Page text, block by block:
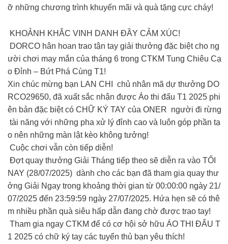
ỡ những chương trình khuyến mãi và quà tặng cực cháy!
KHOẢNH KHẮC VINH DANH ĐẦY CẢM XÚC!
DORCO hân hoan trao tận tay giải thưởng đặc biệt cho ng
ười chơi may mắn của tháng 6 trong CTKM Tung Chiêu Cạ
o Đỉnh – Bứt Phá Cùng T1!
Xin chúc mừng bạn LAN CHI chủ nhân mã dự thưởng DO
RCO29650, đã xuất sắc nhận được Áo thi đấu T1 2025 phi
ên bản đặc biệt có CHỮ KÝ TAY của ONER người đi rừng
tài năng với những pha xử lý đỉnh cao và luôn góp phần tạ
o nên những màn lật kèo không tưởng!
Cuộc chơi vẫn còn tiếp diễn!
Đợt quay thưởng Giải Tháng tiếp theo sẽ diễn ra vào TỐI
NAY (28/07/2025) dành cho các bạn đã tham gia quay thư
ởng Giải Ngay trong khoảng thời gian từ 00:00:00 ngày 21/
07/2025 đến 23:59:59 ngày 27/07/2025. Hứa hẹn sẽ có thê
m nhiều phần quà siêu hấp dẫn đang chờ được trao tay!
Tham gia ngay CTKM để có cơ hội sở hữu ÁO THI ĐẤU T
1 2025 có chữ ký tay các tuyển thủ bạn yêu thích!